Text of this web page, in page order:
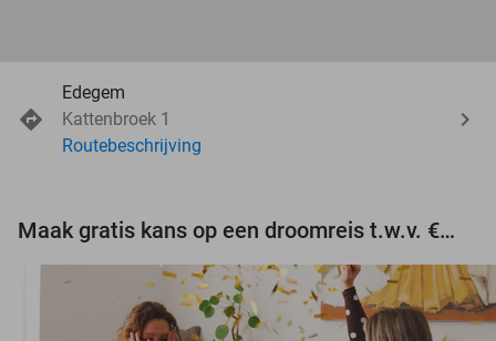
Edegem
Kattenbroek 1
Routebeschrijving
Maak gratis kans op een droomreis t.w.v. €3.000!